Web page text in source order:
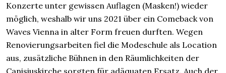
Konzerte unter gewissen Auflagen (Masken!) wieder
möglich, weshalb wir uns 2021 über ein Comeback von
Waves Vienna in alter Form freuen durften. Wegen
Renovierungsarbeiten fiel die Modeschule als Location
aus, zusätzliche Bühnen in den Räumlichkeiten der